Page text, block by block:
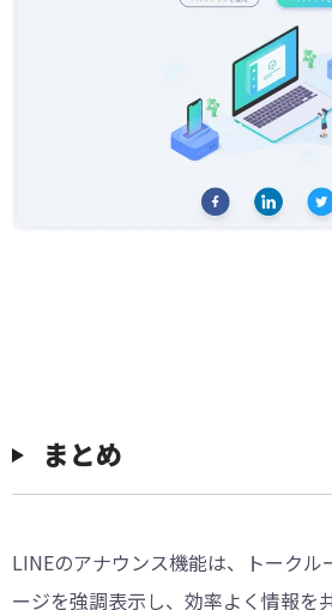
まとめ
LINEのアナウンス機能は、トークル
ージを強調表示し、効率よく情報を